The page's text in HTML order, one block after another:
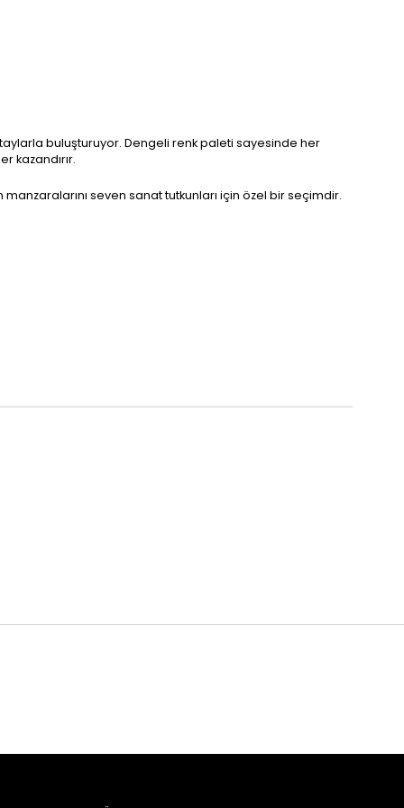
buluşturuyor. Dengeli renk paleti sayesinde her
kazandırır.
seven sanat tutkunları için özel bir seçimdir.